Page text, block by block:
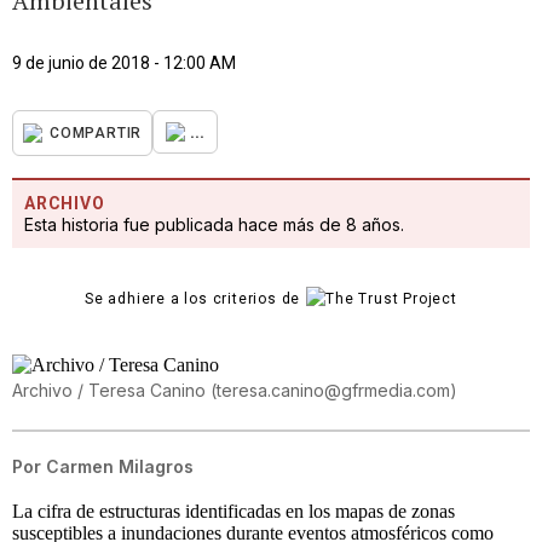
9 de junio de 2018 - 12:00 AM
COMPARTIR ...
ARCHIVO
Esta historia fue publicada hace más de 8 años.
Se adhiere a los criterios de
Archivo / Teresa Canino (teresa.canino@gfrmedia.com)
Por Carmen Milagros
La cifra de estructuras identificadas en los mapas de zonas
susceptibles a inundaciones durante eventos atmosféricos como